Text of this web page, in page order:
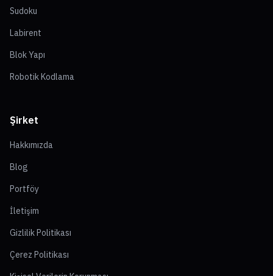
Sudoku
Labirent
Blok Yapı
Robotik Kodlama
Şirket
Hakkımızda
Blog
Portföy
İletişim
Gizlilik Politikası
Çerez Politikası